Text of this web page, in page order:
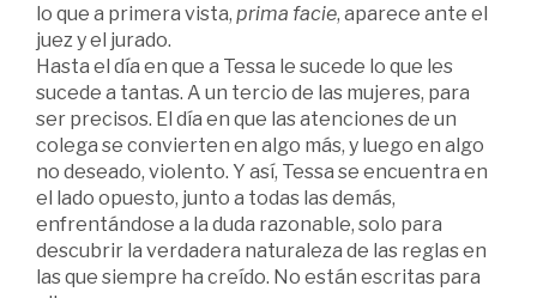
lo que a primera vista, prima facie, aparece ante el
juez y el jurado.
Hasta el día en que a Tessa le sucede lo que les
sucede a tantas. A un tercio de las mujeres, para
ser precisos. El día en que las atenciones de un
colega se convierten en algo más, y luego en algo
no deseado, violento. Y así, Tessa se encuentra en
el lado opuesto, junto a todas las demás,
enfrentándose a la duda razonable, solo para
descubrir la verdadera naturaleza de las reglas en
las que siempre ha creído. No están escritas para